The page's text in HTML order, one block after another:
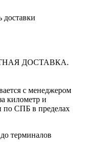
доставки
ДОСТАВКА.
с менеджером
километр и
по СПБ в пределах
терминалов